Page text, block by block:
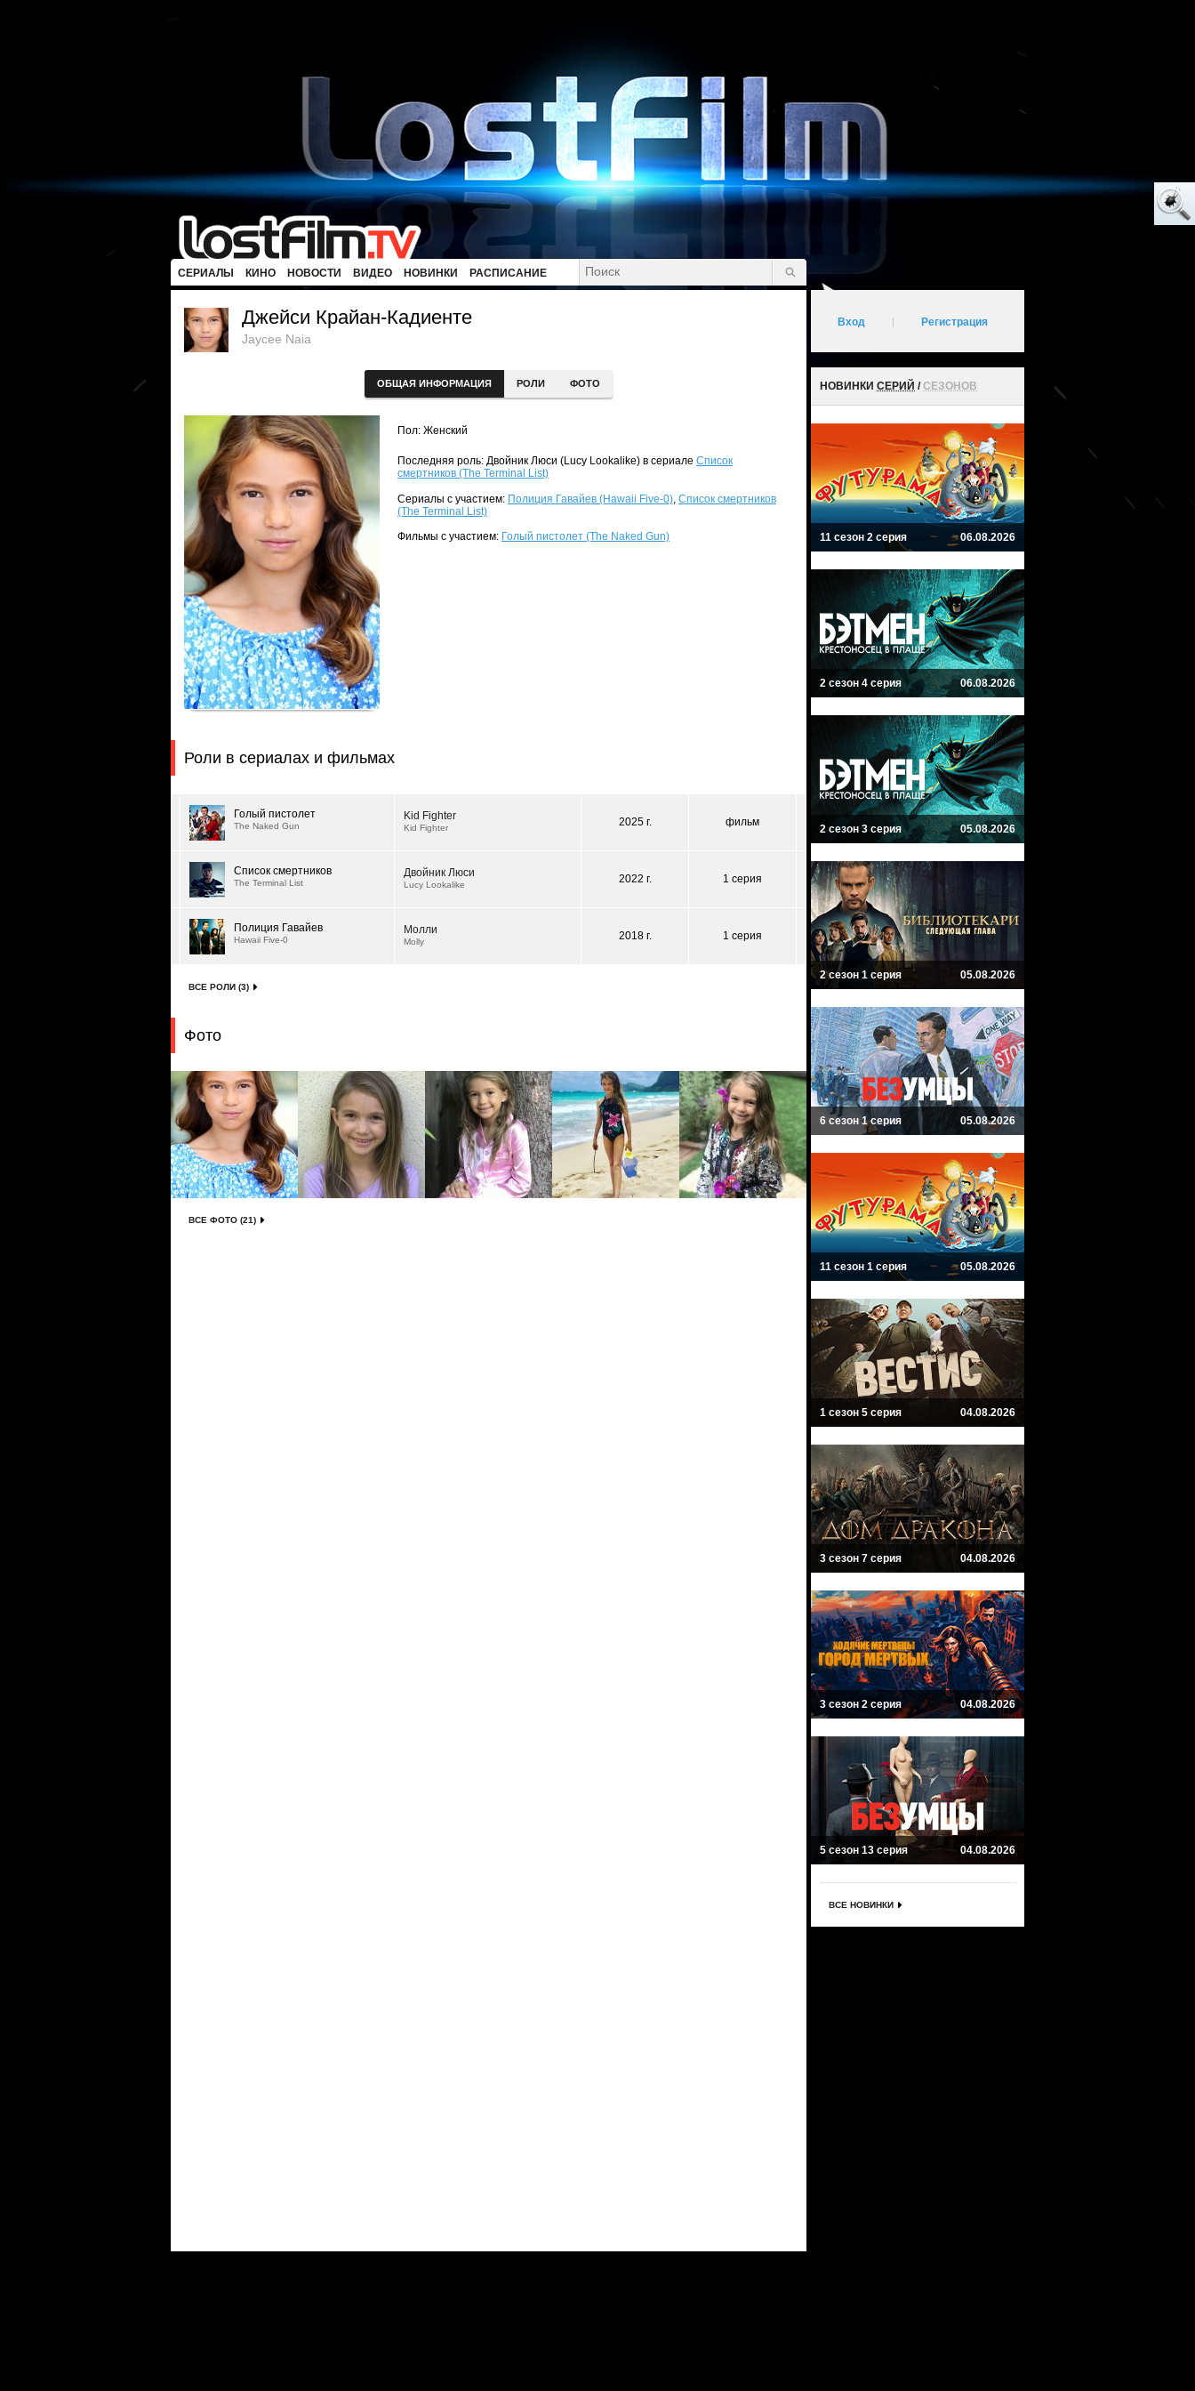
СЕРИАЛЫ КИНО НОВОСТИ ВИДЕО НОВИНКИ РАСПИСАНИЕ
Джейси Крайан-Кадиенте
Jaycee Naia
ОБЩАЯ ИНФОРМАЦИЯ РОЛИ ФОТО
Пол: Женский
Последняя роль: Двойник Люси (Lucy Lookalike) в сериале Список
смертников (The Terminal List)
Сериалы с участием: Полиция Гавайев (Hawaii Five-0), Список смертников
(The Terminal List)
Фильмы с участием: Голый пистолет (The Naked Gun)
Роли в сериалах и фильмах
Голый пистолет
The Naked Gun
Kid Fighter
Kid Fighter 2025 г. фильм
Список смертников
The Terminal List
Двойник Люси
Lucy Lookalike 2022 г. 1 серия
Полиция Гавайев
Hawaii Five-0
Молли
Molly 2018 г. 1 серия
ВСЕ РОЛИ (3)
Фото
ВСЕ ФОТО (21)
Вход Регистрация
НОВИНКИ СЕРИЙ /СЕЗОНОВ
11 сезон 2 серия 06.08.2026
2 сезон 4 серия 06.08.2026
2 сезон 3 серия 05.08.2026
2 сезон 1 серия 05.08.2026
6 сезон 1 серия 05.08.2026
11 сезон 1 серия 05.08.2026
1 сезон 5 серия 04.08.2026
3 сезон 7 серия 04.08.2026
3 сезон 2 серия 04.08.2026
5 сезон 13 серия 04.08.2026
ВСЕ НОВИНКИ